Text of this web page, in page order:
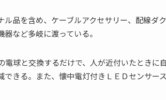
品を含め、ケーブルアクセサリー、配線ダク
など多岐に渡っている。
球と交換するだけで、人が近付いたときに
きる。また、懐中電灯付きＬＥＤセンサー